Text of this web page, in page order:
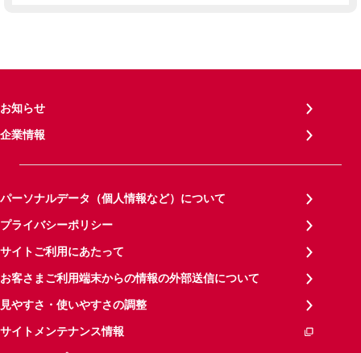
お知らせ
企業情報
パーソナルデータ（個人情報など）について
プライバシーポリシー
サイトご利用にあたって
お客さまご利用端末からの情報の外部送信について
見やすさ・使いやすさの調整
サイトメンテナンス情報